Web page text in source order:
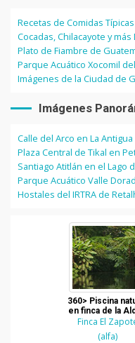
Recetas de Comidas
Cocadas, Chilacayote y
Plato de Fiambre de
Parque Acuático Xocomil
Imágenes de la Ciudad de
Imágenes
Calle del Arco en La
Plaza Central de Tikal en
Santiago Atitlán en el Lago
Parque Acuático Valle
Hostales del IRTRA de
360> Piscina
en finca de la
Guadalupe en
Escuintla
Finca El
(alfa)